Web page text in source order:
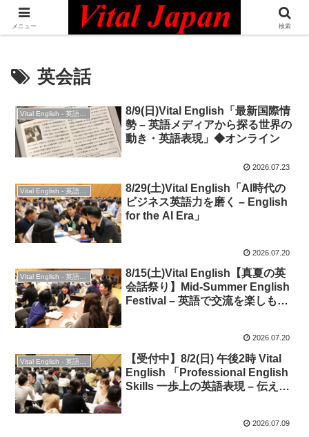
日本最大級の英語コミュニティ・Bilingual Professionals Network
英会話
Vital English - 英語勉強会
8/9(日)Vital English「最新国際情
勢 – 英語メディアから探る世界の
動き・英語表現」◆オンライン
2026.07.23
Vital English - 英語勉強会
8/29(土)Vital English「AI時代の
ビジネス英語力を磨く – English
for the AI Era」
2026.07.20
Vital English - 英語勉強会
8/15(土)Vital English【真夏の英
会話祭り】Mid-Summer English
Festival – 英語で交流を楽しも
2026.07.20
Vital English - 英語勉強会
【受付中】8/2(日) 午後2時 Vital
English 「Professional English
Skills 一歩上の英語表現 – 伝える
2026.07.09
メニュー 検索